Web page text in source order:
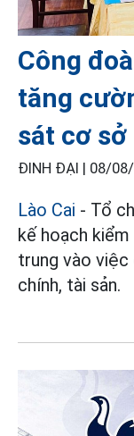
Công
tăng
sát cơ sở
ĐINH ĐẠI | 08/
Lào Cai - Tổ
kế hoạch
trung vào việc
chính, tài sản.